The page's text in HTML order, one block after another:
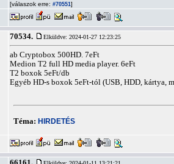
[válaszok erre: #70551]
70534. Elküldve: 2024-01-27 12:23:25
ab Cryptobox 500HD. 7eFt
Medion T2 full HD media player. 6eFt
T2 boxok 5eFt/db
Egyéb HD-s boxok 5eFt-tól (USB, HDD, kártya,
Téma: HIRDETÉS